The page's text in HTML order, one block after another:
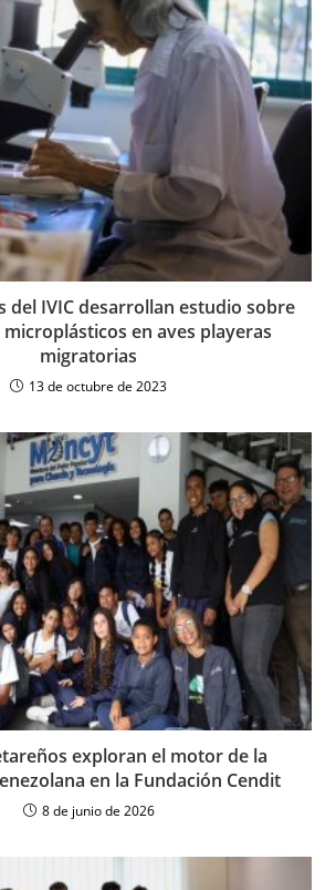
del IVIC desarrollan estudio sobre
en aves playeras
migratorias
13 de octubre de 2023
exploran el motor de la
en la Fundación Cendit
8 de junio de 2026